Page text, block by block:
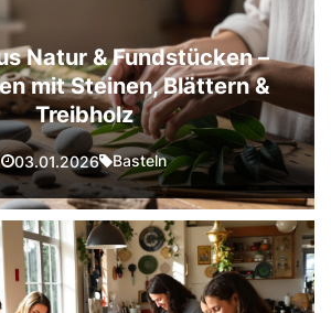
Natur & Fundstücken –
mit Steinen, Blättern &
Treibholz
03.01.2026 Basteln